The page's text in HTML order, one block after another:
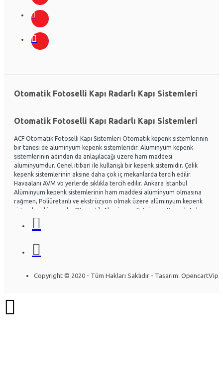
Otomatik Fotoselli Kapı Radarlı Kapı Sistemleri
Otomatik Fotoselli Kapı Radarlı Kapı Sistemleri
ACF Otomatik Fotoselli Kapı Sistemleri Otomatik kepenk sistemlerinin
bir tanesi de alüminyum kepenk sistemleridir. Alüminyum kepenk
sistemlerinin adından da anlaşılacağı üzere ham maddesi
alüminyumdur. Genel itibari ile kullanışlı bir kepenk sistemidir. Çelik
kepenk sistemlerinin aksine daha çok iç mekanlarda tercih edilir.
Havaalanı AVM vb yerlerde sıklıkla tercih edilir. Ankara İstanbul
Alüminyum kepenk sistemlerinin ham maddesi alüminyum olmasına
rağmen, Poliüretanlı ve ekstrüzyon olmak üzere alüminyum kepenk
sistemleri ikiye ayrılır. Otomatik Aluminyum Extrüzyon Kepenk Ankara
ve İstanbul başta olmak üzere Ülke genelinde hayli tercih
edilmektedir. Acf otomatik kapı sistemleri Otomatik kapı radarlı kapı,
ve Cephe sistemleri üzerine uzman ekip yapısıyla Montaj ve arıza
bakım onarım konusunda uzmandır. Ankara İstanbul Otomatik
Özel olarak tasarlanabilen sistemlerde mevcuttur. Kullanıcının
bir sorun olmadan yıllarca kullanılabilinir. Alüminyum kepenk
Copyright © 2020 - Tüm Hakları Saklıdır - Tasarım: OpencartVip